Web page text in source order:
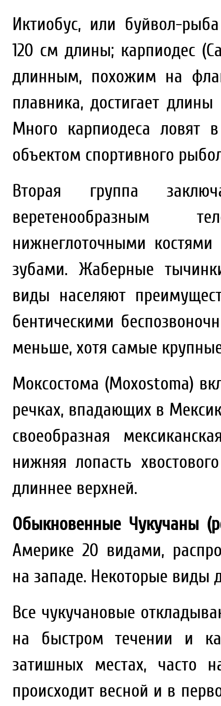
Иктиобус, или буйвол-
120 см длины; карпиодес
длинным, похожим на
плавника, достигает
Много карпиодеса ловят
объектом спортивного
Вторая группа
веретенообразным
нижнеглоточными
зубами. Жаберные
виды населяют
бентическими
меньше, хотя самые
Моксостома (Moxostoma)
речках, впадающих в
своеобразная
нижняя лопасть
длиннее верхней.
Обыкновенные Чукучаны
Америке 20 видами,
на западе. Некоторые виды
Все чукучановые
на быстром течении и
затишных местах, часто
происходит весной и в